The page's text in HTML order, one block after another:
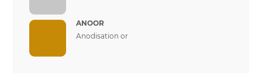
ANOOR
Anodisation or